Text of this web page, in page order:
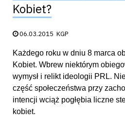
Kobiet?
Data publikacji:
06.03.2015 KGP
Każdego roku w dniu 8 marca
Kobiet. Wbrew niektórym
wymysł i relikt ideologii PRL.
część społeczeństwa przy
intencji wciąż pogłębia liczne
kobiet.